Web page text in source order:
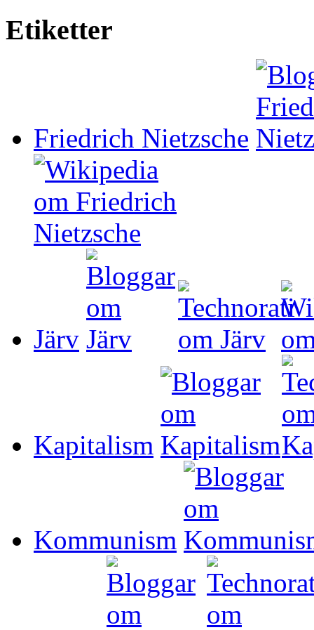
Etiketter
Friedrich Nietzsche
Järv
Kapitalism
Kommunism